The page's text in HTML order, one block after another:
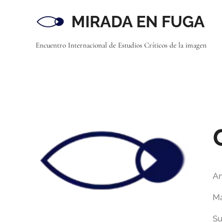
MIRADA EN FUGA
Encuentro Internacional de Estudios Críticos de la imagen